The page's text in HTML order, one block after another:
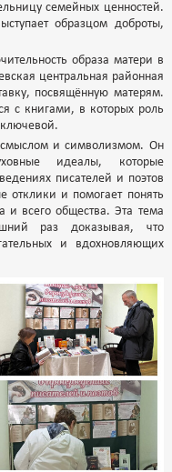
семейных ценностей.
образцом доброты,
образа матери в
центральная районная
посвящённую матерям.
с книгами, в которых роль
смыслом и символизмом. Он
идеалы, которые
писателей и поэтов
отклики и помогает понять
и всего общества. Эта тема
раз доказывая, что
и вдохновляющих